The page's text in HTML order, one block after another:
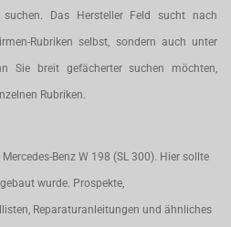
Das Hersteller Feld sucht nach
Rubriken selbst, sondern auch unter
Sie breit gefächerter suchen möchten,
Rubriken.
Benz W 198 (SL 300). Hier sollte
wurde. Prospekte,
Reparaturanleitungen und ähnliches